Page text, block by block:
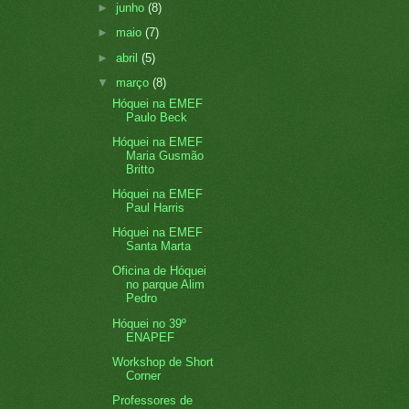
► junho(8)
► maio(7)
►abril(5)
▼ março(8)
Hóquei na EMEF
Paulo Beck
Hóquei na EMEF
Maria Gusmão
Britto
Hóquei na EMEF
Paul Harris
Hóquei na EMEF
Santa Marta
Oficina de Hóquei
no parque Alim
Pedro
Hóquei no 39º
ENAPEF
Workshop de Short
Corner
Professores de